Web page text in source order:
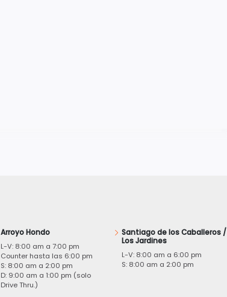
Arroyo Hondo
L-V: 8:00 am a 7:00 pm
Counter hasta las 6:00 pm
S: 8:00 am a 2:00 pm
D: 9:00 am a 1:00 pm (solo
Drive Thru.)
Santiago de los Caballeros /
Los Jardines
L-V: 8:00 am a 6:00 pm
S: 8:00 am a 2:00 pm